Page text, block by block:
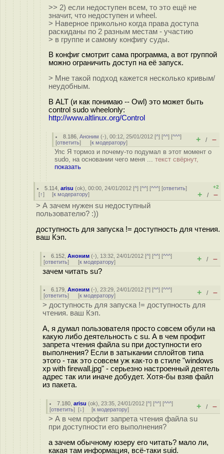
>> 2) если недоступен всем, то это ещё не
значит, что недоступен и wheel.
> Наверное прикольно когда права доступа
раскиданы по 2 разным местам - участию
> в группе и самому конфигу суды.
В конфиг смотрит сама программа, а вот группой
можно ограничить доступ на её запуск.
> Мне такой подход кажется несколько кривым/
неудобным.
В ALT (и как понимаю -- Owl) это может быть
control sudo wheelonly:
http://www.altlinux.org/Control
8.186 ,Аноним (-), 00:12, 25/01/2012 [^] [^^] [^^^]
[ответить] [к модератору] + / –
Упс Я тормоз и почему-то подумал в этот момент о
sudo, на основании чего меня ... текст свёрнут,
показать
5.114 ,arisu (ok), 00:00, 24/01/2012 [^] [^^] [^^^] [ответить]
[↑] [к модератору]
+2
+ / –
> А зачем нужен su недоступный
пользователю? :))
доступность для запуска != доступность для чтения.
ваш Кэп.
6.152 ,Аноним (-), 13:32, 24/01/2012 [^] [^^] [^^^]
[ответить] [к модератору] + / –
зачем читать su?
6.179 ,Аноним (-), 23:29, 24/01/2012 [^] [^^] [^^^]
[ответить] [к модератору] + / –
> доступность для запуска != доступность для
чтения. ваш Кэп.
А, я думал пользователя просто совсем обули на
какую либо деятельность с su. А в чем профит
запрета чтения файла su при доступности его
выполнения? Если в затыкании сплойтов типа
этого - так это совсем уж как-то в стиле "windows
xp with firewall.jpg" - серьезно настроенный деятель
адрес так или иначе добудет. Хотя-бы взяв файл
из пакета.
7.180 ,arisu (ok), 23:35, 24/01/2012 [^] [^^] [^^^]
[ответить] [↓] [к модератору] + / –
> А в чем профит запрета чтения файла su
при доступности его выполнения?
а зачем обычному юзеру его читать? мало ли,
какая там информация, всё-таки suid.